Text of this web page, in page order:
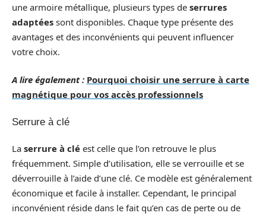
une armoire métallique, plusieurs types de serrures
adaptées sont disponibles. Chaque type présente des
avantages et des inconvénients qui peuvent influencer
votre choix.
A lire également : Pourquoi choisir une serrure à carte
magnétique pour vos accès professionnels
Serrure à clé
La serrure à clé est celle que l’on retrouve le plus
fréquemment. Simple d’utilisation, elle se verrouille et se
déverrouille à l’aide d’une clé. Ce modèle est généralement
économique et facile à installer. Cependant, le principal
inconvénient réside dans le fait qu’en cas de perte ou de